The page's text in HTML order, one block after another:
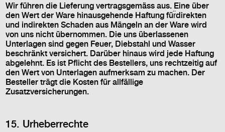
Wir führen die Lieferung vertragsgemäss aus. Eine über
den Wert der Ware hinausgehende Haftung für̈direkten
und indirekten Schaden aus Mängeln an der Ware wird
von uns nicht übernommen. Die uns überlassenen
Unterlagen sind gegen Feuer, Diebstahl und Wasser
beschränkt versichert. Darüber hinaus wird jede Haftung
abgelehnt. Es ist Pflicht des Bestellers, uns rechtzeitig auf
den Wert von Unterlagen aufmerksam zu machen. Der
Besteller trägt die Kosten für allfällige
Zusatzversicherungen.
15. Urheberrechte